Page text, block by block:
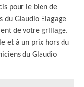
pour le bien de
du Glaudio Elagage
de votre grillage.
et à un prix hors du
du Glaudio